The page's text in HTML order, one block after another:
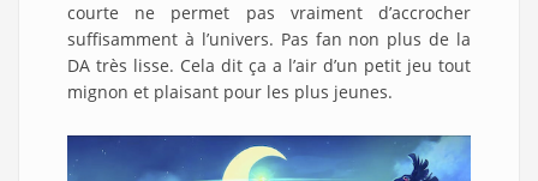
courte ne permet pas vraiment d’accrocher
suffisamment à l’univers. Pas fan non plus de la
DA très lisse. Cela dit ça a l’air d’un petit jeu tout
mignon et plaisant pour les plus jeunes.